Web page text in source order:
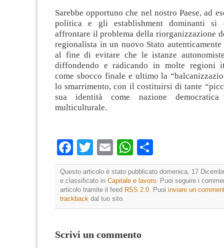
Sarebbe opportuno che nel nostro Paese, ad
politica e gli establishment dominanti si
affrontare il problema della riorganizzazione
regionalista in un nuovo Stato
al fine di evitare che le istanze
diffondendo e radicando in molte regioni
come sbocco finale e ultimo la
lo smarrimento, con il costituirsi di tante
sua identità come nazione
multiculturale.
Facebook
TwitterEmailWhatsApp
Questo articolo è stato pubblicato domenica, 17
e classificato in Capitale e lavoro . Puoi seguire i
articolo tramite il feed RSS 2.0 . Puoi inviare un
trackback dal tuo sito.
Scrivi un commento